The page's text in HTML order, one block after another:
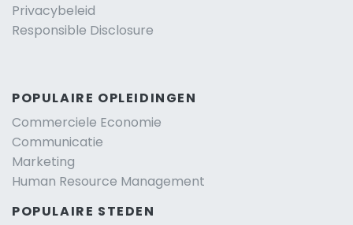
Privacybeleid
Responsible Disclosure
POPULAIRE OPLEIDINGEN
Commerciele Economie
Communicatie
Marketing
Human Resource Management
POPULAIRE STEDEN